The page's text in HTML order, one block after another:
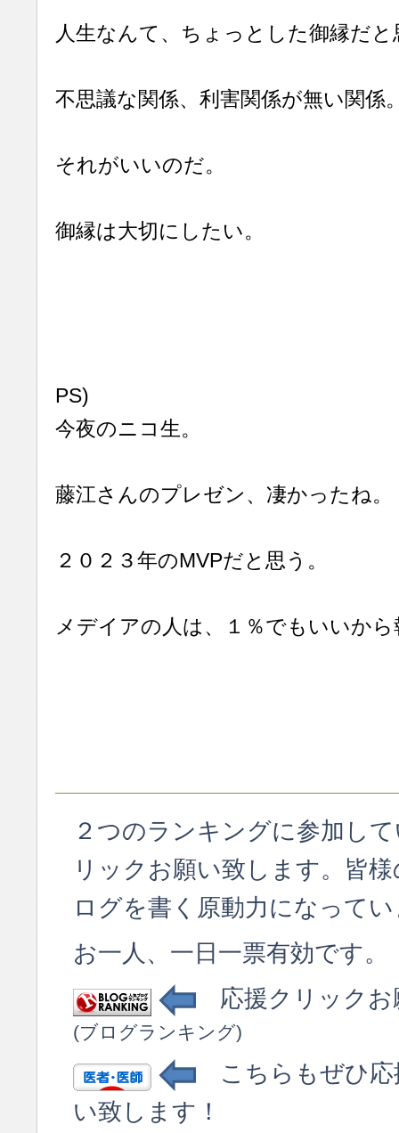
人生なんて、ちょっとした御縁だと
不思議な関係、利害関係が無い関係
それがいいのだ。
御縁は大切にしたい。
PS)
今夜のニコ生。
藤江さんのプレゼン、凄かったね。
２０２３年のMVPだと思う。
メデイアの人は、１％でもいいか
２つのランキングに参加し
リックお願い致します。皆
ログを書く原動力になって
お一人、一日一票有効です。
応援クリックお
(ブログランキング)
こちらもぜひ応
い致します！